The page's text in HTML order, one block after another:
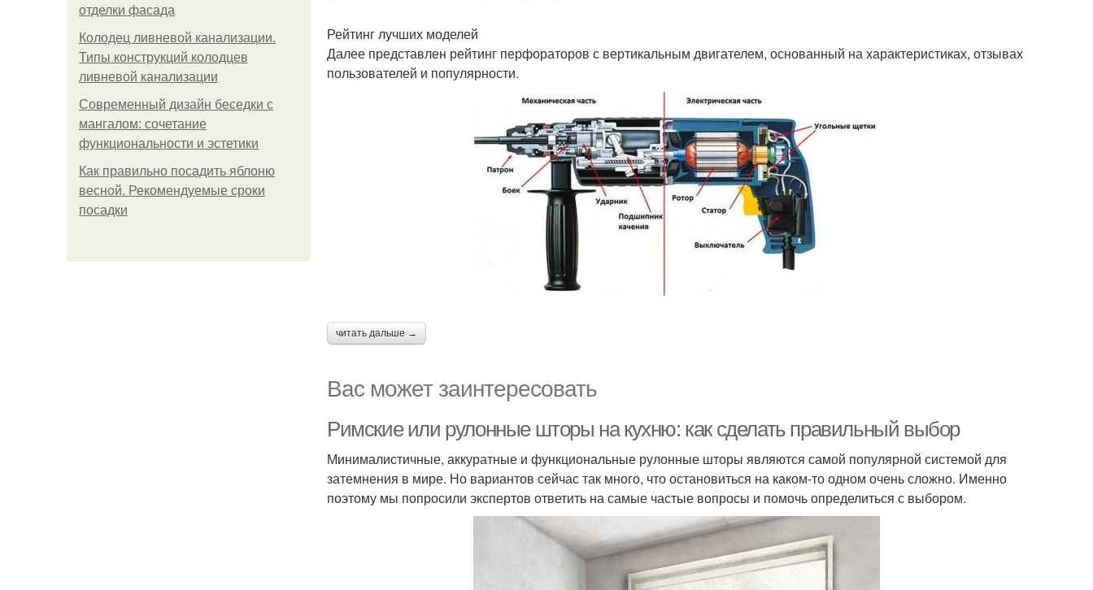
отделки фасада
Колодец ливневой канализации.
Типы конструкций колодцев
ливневой канализации
Современный дизайн беседки с
мангалом: сочетание
функциональности и эстетики
Как правильно посадить яблоню
весной. Рекомендуемые сроки
посадки
Рейтинг лучших моделей
Далее представлен рейтинг перфораторов с вертикальным двигателем, основанный на характеристиках, отзывах
пользователей и популярности.
читать дальше →
Вас может заинтересовать
Римские или рулонные шторы на кухню: как сделать правильный выбор
Минималистичные, аккуратные и функциональные рулонные шторы являются самой популярной системой для
затемнения в мире. Но вариантов сейчас так много, что остановиться на каком-то одном очень сложно. Именно
поэтому мы попросили экспертов ответить на самые частые вопросы и помочь определиться с выбором.